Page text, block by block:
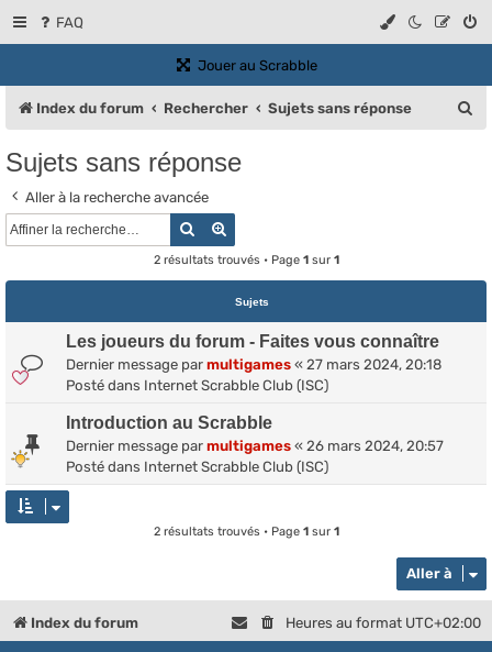
FAQ
Jouer au Scrabble(Ouvre un nouvel onglet)
Index du forum Rechercher Sujets sans réponse
Sujets sans réponse
Aller à la recherche avancée
Rechercher
2 résultats trouvés • Page 1sur 1
Sujets
Les joueurs du forum - Faites vous connaître
Dernier message par multigames « 27 mars 2024, 20:18
Posté dans Internet Scrabble Club (ISC)
Introduction au Scrabble
Dernier message par multigames « 26 mars 2024, 20:57
Posté dans Internet Scrabble Club (ISC)
2 résultats trouvés • Page 1sur 1
Aller à
Index du forum Heures au format UTC+02:00